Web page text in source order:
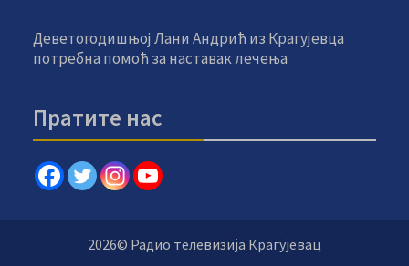
Деветогодишњој Лани Андрић из Крагујевца
потребна помоћ за наставак лечења
Пратите нас
2026© Радио телевизија Крагујевац